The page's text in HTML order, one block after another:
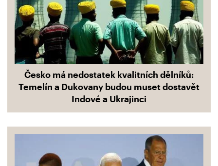
Česko má nedostatek kvalitních dělníků:
Temelín a Dukovany budou muset dostavět
Indové a Ukrajinci